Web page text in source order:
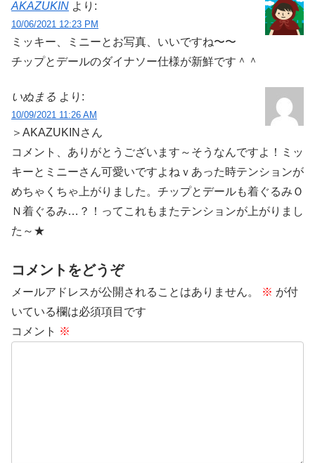
AKAZUKIN より:
10/06/2021 12:23 PM
ミッキー、ミニーとお写真、いいですね〜〜
チップとデールのダイナソー仕様が新鮮です＾＾
いぬまる より:
10/09/2021 11:26 AM
＞AKAZUKINさん
コメント、ありがとうございます～そうなんですよ！ミッ
キーとミニーさん可愛いですよねｖあった時テンションが
めちゃくちゃ上がりました。チップとデールも着ぐるみＯ
Ｎ着ぐるみ…？！ってこれもまたテンションが上がりまし
た～★
コメントをどうぞ
メールアドレスが公開されることはありません。 ※ が付
いている欄は必須項目です
コメント ※